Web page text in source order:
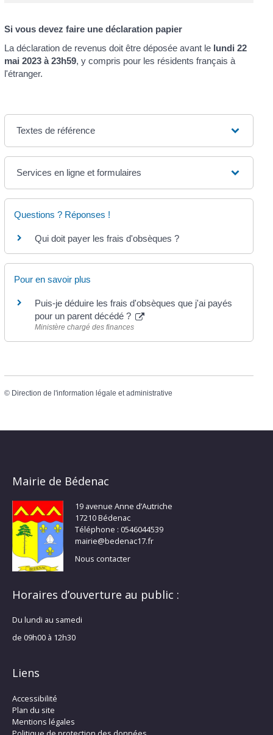
Si vous devez faire une déclaration papier
La déclaration de revenus doit être déposée avant le lundi 22
mai 2023 à 23h59, y compris pour les résidents français à
l'étranger.
Textes de référence
Services en ligne et formulaires
Questions ? Réponses !
Qui doit payer les frais d'obsèques ?
Pour en savoir plus
Puis-je déduire les frais d'obsèques que j'ai payés
pour un parent décédé ?
Ministère chargé des finances
© Direction de l'information légale et administrative
Mairie de Bédenac
19 avenue Anne d’Autriche
17210 Bédenac
Téléphone : 0546044539
mairie@bedenac17.fr
Nous contacter
Horaires d’ouverture au public :
Du lundi au samedi
de 09h00 à 12h30
Liens
Accessibilité
Plan du site
Mentions légales